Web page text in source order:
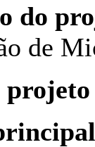
do
de
projeto